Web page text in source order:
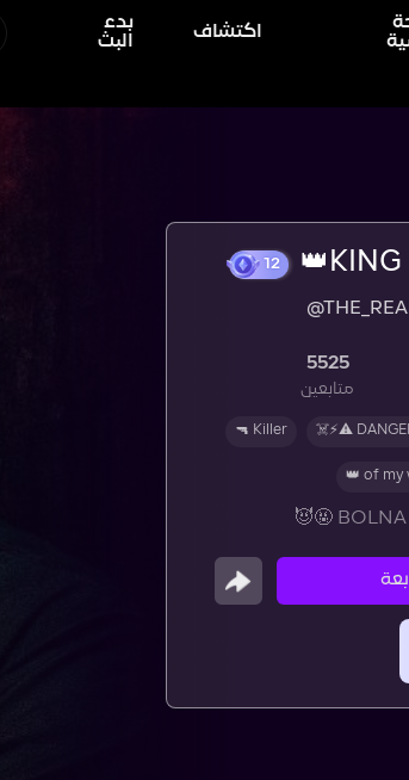
اكتشاف
بدء
البث
5525
متابعين
DANGER
Killer 🔫
of my
BOLNA